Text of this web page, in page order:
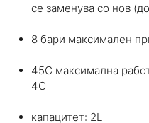
се заменува со нов
8 бари максимален
45С максимална
4С
капацитет: 2L